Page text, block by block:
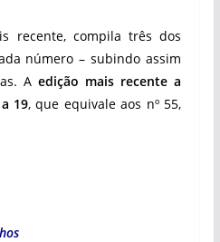
recente, compila três dos
número – subindo assim
Aedição mais recente a
19, que equivale aos nº 55,